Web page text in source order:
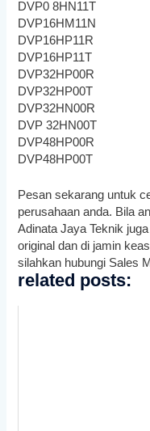
DVP0 8HN11T
DVP16HM11N
DVP16HP11R
DVP16HP11T
DVP32HP00R
DVP32HP00T
DVP32HN00R
DVP 32HN00T
DVP48HP00R
DVP48HP00T
Pesan sekarang untuk
perusahaan anda. Bila
Adinata Jaya Teknik
original dan di jamin
silahkan hubungi Sales
related posts: